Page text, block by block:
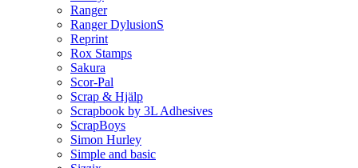
Ranger
Ranger DylusionS
Reprint
Rox Stamps
Sakura
Scor-Pal
Scrap & Hjälp
Scrapbook by 3L Adhesives
ScrapBoys
Simon Hurley
Simple and basic